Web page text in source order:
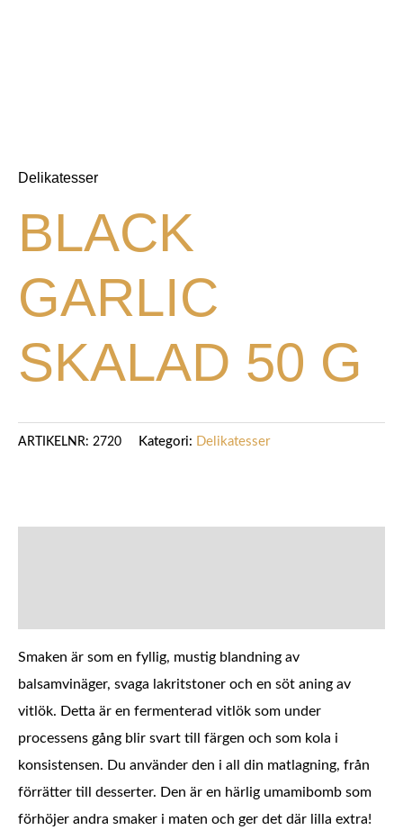
Delikatesser
BLACK
GARLIC
SKALAD 50 G
ARTIKELNR: 2720 Kategori: Delikatesser
Smaken är som en fyllig, mustig blandning av
balsamvinäger, svaga lakritstoner och en söt aning av
vitlök. Detta är en fermenterad vitlök som under
processens gång blir svart till färgen och som kola i
konsistensen. Du använder den i all din matlagning, från
förrätter till desserter. Den är en härlig umamibomb som
förhöjer andra smaker i maten och ger det där lilla extra!